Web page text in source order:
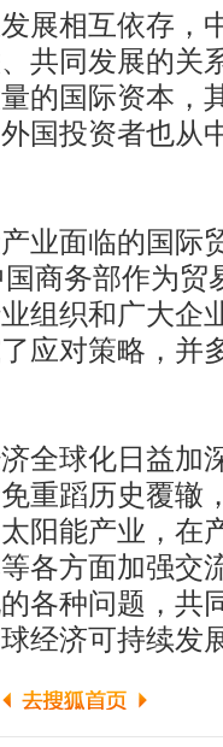
相互依存，
共同发展的关
的国际资本，
国投资者也从
面临的国际
商务部作为贸
组织和广大企
应对策略，并
球化日益加
重蹈历史覆辙
阳能产业，在
各方面加强交
各种问题，共
经济可持续发